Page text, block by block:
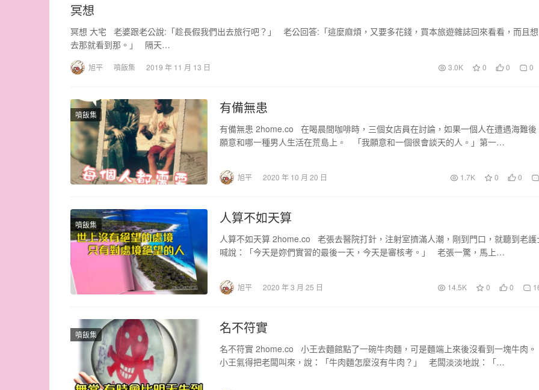
冥想
冥想 大宅 老婆跟老公說:「趁長假我們出去旅行吧？」 老公回答:「這麼麻煩，又要多花錢，買本旅遊雜誌回來看看，而且想
去那就看到那。」 隔天…
旭平 噴飯集 2019 年 11 月 13 日 3.0K 0 0 0
噴飯集 有備無患
有備無患 2home.co 在喝晨間咖啡時，三個女店員在討論，如果一個人在遭遇海難後
願意和哪一種男人生活在荒島上。 「我願意和一個很會談天的人。」第一…
旭平 2020 年 10 月 20 日 1.7K 0 0
噴飯集 人算不如天算
人算不如天算 2home.co 老張去醫院打針，注射室擠滿人潮，剛到門口，就聽到老護
喊說：「今天是妳們實習的最後一天，今天是審核考。」 老張一驚，馬上…
旭平 2020 年 3 月 25 日 14.5K 0 0
噴飯集 名不符實
名不符實 2home.co 小王去麵館點了一碗牛肉麵，可是麵端上來後沒看到一塊牛肉。
小王氣得把老闆叫來，說：「牛肉麵怎麼沒有牛肉？」 老闆淡淡地說：「…